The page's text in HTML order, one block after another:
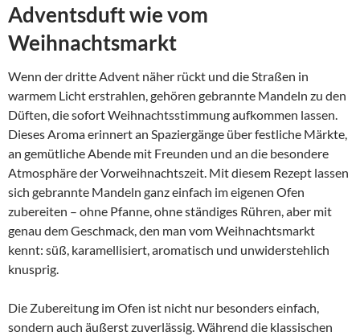
Adventsduft wie vom
Weihnachtsmarkt
Wenn der dritte Advent näher rückt und die Straßen in
warmem Licht erstrahlen, gehören gebrannte Mandeln zu den
Düften, die sofort Weihnachtsstimmung aufkommen lassen.
Dieses Aroma erinnert an Spaziergänge über festliche Märkte,
an gemütliche Abende mit Freunden und an die besondere
Atmosphäre der Vorweihnachtszeit. Mit diesem Rezept lassen
sich gebrannte Mandeln ganz einfach im eigenen Ofen
zubereiten – ohne Pfanne, ohne ständiges Rühren, aber mit
genau dem Geschmack, den man vom Weihnachtsmarkt
kennt: süß, karamellisiert, aromatisch und unwiderstehlich
knusprig.
Die Zubereitung im Ofen ist nicht nur besonders einfach,
sondern auch äußerst zuverlässig. Während die klassischen